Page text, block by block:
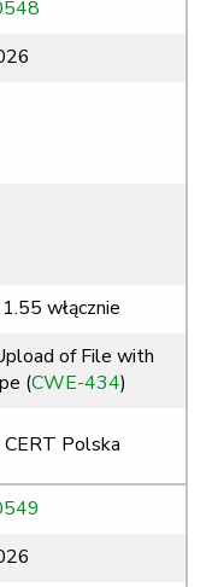
włącznie
of File with
(CWE-434)
CERT Polska